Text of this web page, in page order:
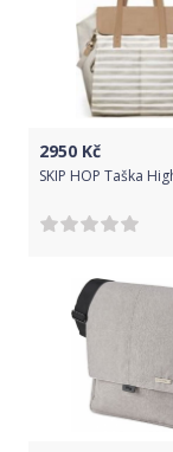
2950 Kč